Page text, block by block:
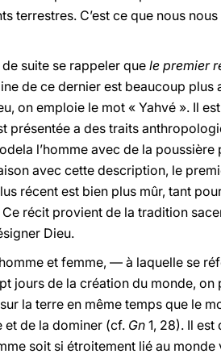
terrestres. C’est ce que nous
suite se rappeler quele premier
de ce dernier est beaucoup
on emploie le mot « Yahvé ». Il
présentée a des traits
l’homme avec de la
avec cette description, le
récent est bien plus mûr, tant
récit provient de la tradition
Dieu.
et femme, — à laquelle se
jours de la création du monde,
la terre en même temps que le
et de la dominer (cf. Gn 1, 28). Il
soit si étroitement lié au